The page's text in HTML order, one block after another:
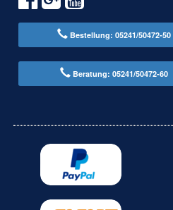
Bestellung: 05241/50472-50
Beratung: 05241/50472-60